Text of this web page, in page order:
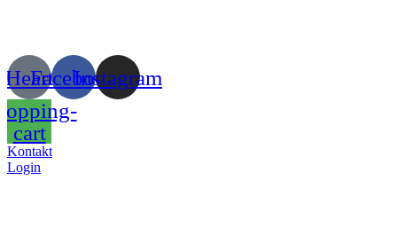
HeartFacebookInstagram
cart
Kontakt
Login